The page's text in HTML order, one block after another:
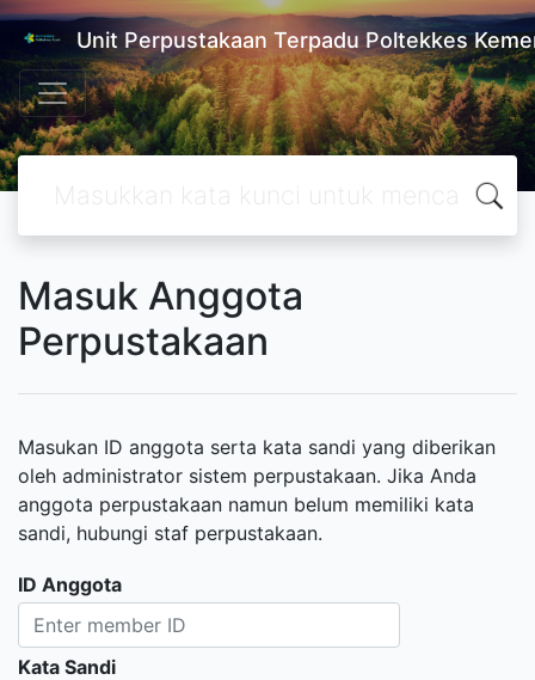
Unit Perpustakaan Terpadu Poltekkes
Masuk Anggota
Perpustakaan
Masukan ID anggota serta kata sandi yang diberikan
oleh administrator sistem perpustakaan. Jika Anda
anggota perpustakaan namun belum memiliki kata
sandi, hubungi staf perpustakaan.
ID Anggota
Kata Sandi